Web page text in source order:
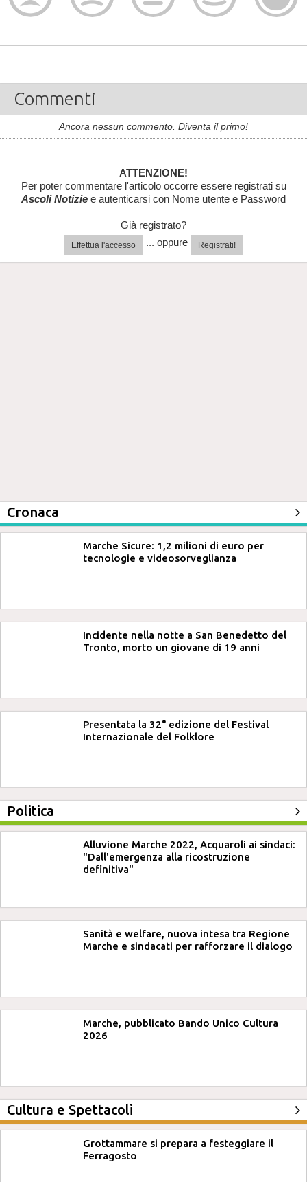
Commenti
Ancora nessun commento. Diventa il primo!
ATTENZIONE!
Per poter commentare l'articolo occorre essere registrati su
Ascoli Notizie e autenticarsi con Nome utente e Password
Già registrato?
Effettua l'accesso ... oppure Registrati!
Cronaca
Marche Sicure: 1,2 milioni di euro per
tecnologie e videosorveglianza
Incidente nella notte a San Benedetto del
Tronto, morto un giovane di 19 anni
Presentata la 32° edizione del Festival
Internazionale del Folklore
Politica
Alluvione Marche 2022, Acquaroli ai sindaci:
"Dall'emergenza alla ricostruzione
definitiva"
Sanità e welfare, nuova intesa tra Regione
Marche e sindacati per rafforzare il dialogo
Marche, pubblicato Bando Unico Cultura
2026
Cultura e Spettacoli
Grottammare si prepara a festeggiare il
Ferragosto